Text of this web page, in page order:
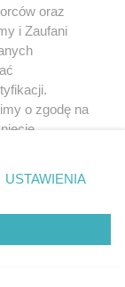
oraz
i Zaufani
o zgodę na
prywatności
zgody
takiemu
tylko
USTAWIENIA